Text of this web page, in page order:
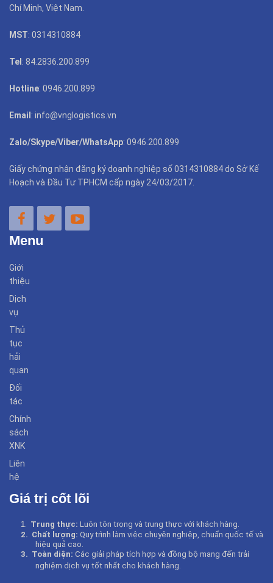
Chí Minh, Việt Nam.
MST: 0314310884
Tel : 84.2836.200.899
Hotline: 0946.200.899
Email : info@vnglogistics.vn
Zalo/Skype/Viber/WhatsApp: 0946.200.899
Giấy chứng nhận đăng ký doanh nghiệp số 0314310884 do Sở Kế
Hoạch và Đầu Tư TPHCM cấp ngày 24/03/2017.
Menu
Giới
thiệu
Dịch
vụ
Thủ
tục
hải
quan
Đối
tác
Chính
sách
XNK
Liên
hệ
Giá trị cốt lõi
1 Trung thực: Luôn tôn trọng và trung thực với khách hàng.
2. Chất lượng: Quy trình làm việc chuyên nghiệp, chuẩn quốc tế và
hiệu quả cao.
3. Toàn diện: Các giải pháp tích hợp và đồng bộ mang đến trải
nghiệm dịch vụ tốt nhất cho khách hàng